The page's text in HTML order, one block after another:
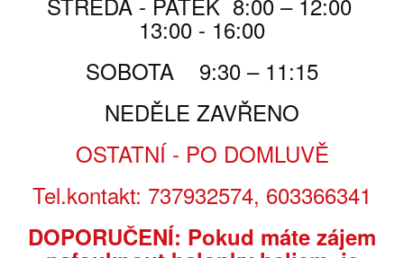
PŘIDAT DO KOŠÍKU
PARAMETRY
13:00 - 16:00
SOBOTA 9:30 – 11:15
NEDĚLE ZAVŘENO
OSTATNÍ - PO DOMLUVĚ
Tel.kontakt: 737932574, 603366341
DOPORUČENÍ: Pokud máte zájem